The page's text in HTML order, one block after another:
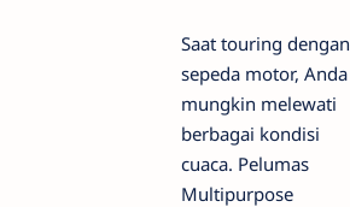
Saat touring dengan
sepeda motor, Anda
mungkin melewati
berbagai kondisi
cuaca. Pelumas
Multipurpose